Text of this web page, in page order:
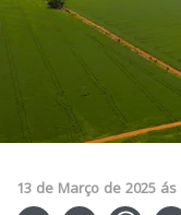
13 de Março de 2025 ás